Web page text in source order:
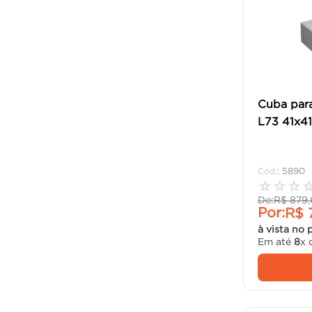
Cuba
L73
: 5890
☆ ☆ ☆
De:R$ 879,
Por:R$
à vista no
Em até 8x